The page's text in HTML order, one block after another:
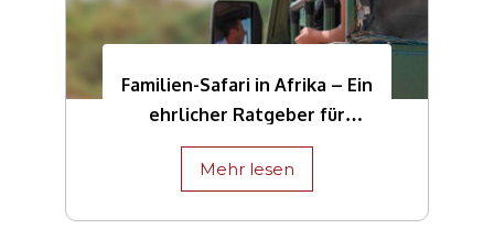
Familien-Safari in Afrika – Ein
ehrlicher Ratgeber für
Eltern
Mehr lesen